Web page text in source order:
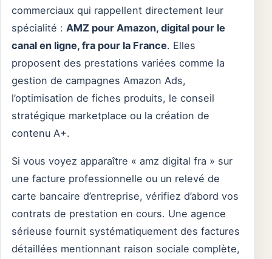
commerciaux qui rappellent directement leur
spécialité : AMZ pour Amazon, digital pour le
canal en ligne, fra pour la France. Elles
proposent des prestations variées comme la
gestion de campagnes Amazon Ads,
l’optimisation de fiches produits, le conseil
stratégique marketplace ou la création de
contenu A+.
Si vous voyez apparaître « amz digital fra » sur
une facture professionnelle ou un relevé de
carte bancaire d’entreprise, vérifiez d’abord vos
contrats de prestation en cours. Une agence
sérieuse fournit systématiquement des factures
détaillées mentionnant raison sociale complète,